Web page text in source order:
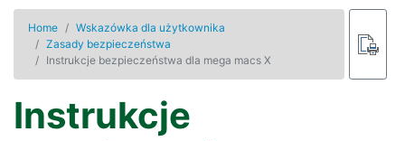
Home
Wskazówka dla użytkownika
Zasady bezpieczeństwa
Instrukcje bezpieczeństwa dla mega macs X
Instrukcje